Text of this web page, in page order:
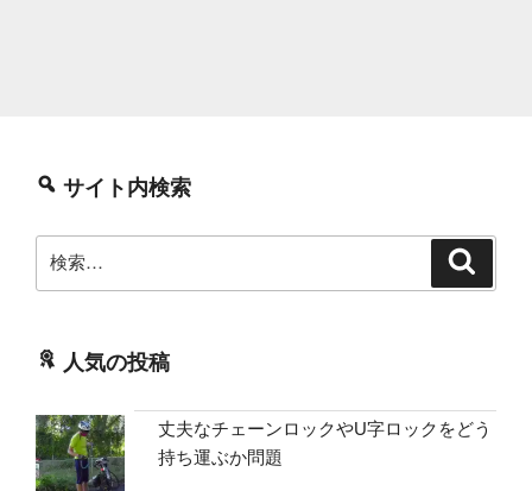
サイト内検索
索:
人気の投稿
丈夫なチェーンロックやU字ロックをどう
持ち運ぶか問題